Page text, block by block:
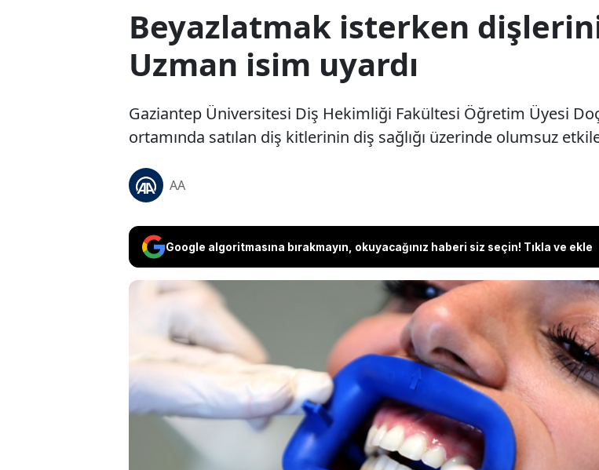
Beyazlatmak isterken
Uzman isim uyardı
Gaziantep Üniversitesi Diş Hekimliği Fakültesi Öğretim Üyesi
ortamında satılan diş kitlerinin diş sağlığı üzerinde olumsuz
AA
Google algoritmasına bırakmayın, okuyacağınız haberi siz seçin! Tıkla ve ekle
Gaziantep Üniversitesi Diş Hekimliği Fakültesi
Doç. Dr. Derya Gürsel Sürmelioğlu, internet
diş kitlerinin diş sağlığı üzerinde olumsuz etkilerde
bulunabileceği uyarısını yaptı.